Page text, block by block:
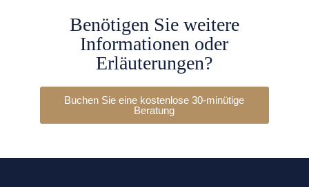
Benötigen Sie weitere
Informationen oder
Erläuterungen?
Buchen Sie eine kostenlose 30-minütige
Beratung​